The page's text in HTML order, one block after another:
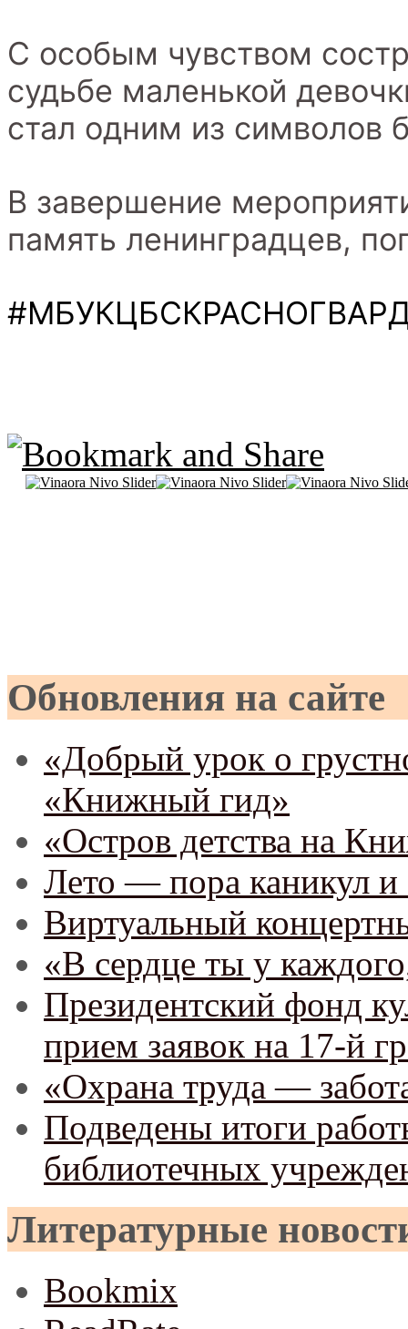
С особым чувством
судьбе маленькой
стал одним из символов
В завершение
память ленинградцев,
Обновления на сайте
«Добрый урок о
«Книжный гид»
«Остров детства на
Лето — пора каникул и
Виртуальный
«В сердце ты у
Президентский фонд
прием заявок на 17-й
«Охрана труда —
Подведены итоги
библиотечных
Литературные
Bookmix